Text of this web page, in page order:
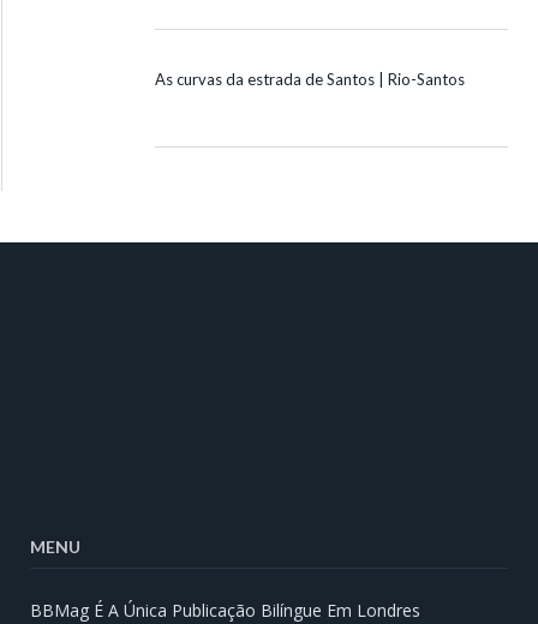
As curvas da estrada de Santos | Rio-Santos
MENU
BBMag É A Única Publicação Bilíngue Em Londres